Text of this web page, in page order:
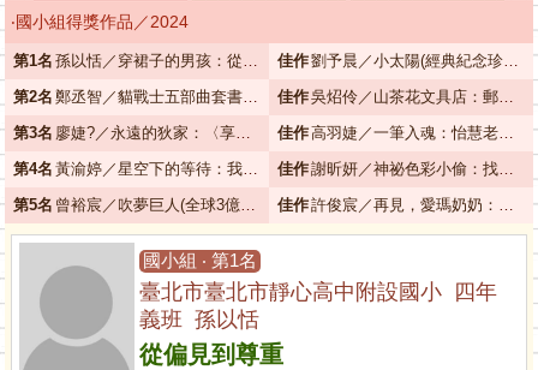
‧國小組得獎作品／2024
第1名 孫以恬／穿裙子的男孩：從偏見到尊重
第2名 鄭丞智／貓戰士五部曲套書：那些「貓戰士」教我的事
第3名 廖婕?／永遠的狄家：〈享受當下〉
第4名 黃渝婷／星空下的等待：我最珍視的人
第5名 曾裕宸／吹夢巨人(全球3億冊紀念版)：吹夢巨人——友誼與勇氣的重要
佳作劉予晨／小太陽(經典紀念珍藏版，附CD)：我也有小太陽了
佳作吳炤伶／山茶花文具店：郵寄說不出口的愛
佳作高羽婕／一筆入魂：怡慧老師的創作人生課！隨書限量附贈6款：「掌中的創作攻略」手跡書籤！：照進靈魂那道光
佳作謝昕妍／神祕色彩小偷：找回勇氣
佳作許俊宸／再見，愛瑪奶奶：〈善終〉
國小組 ‧ 第1名
臺北市臺北市靜心高中附設國小 四年
義班 孫以恬
從偏見到尊重